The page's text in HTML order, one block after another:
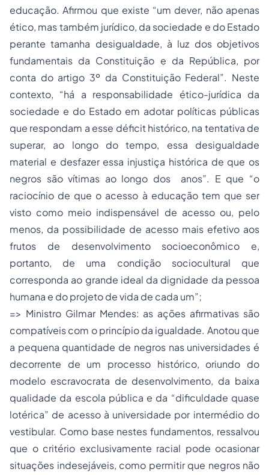
educação. Afirmou que existe “um dever, não apenas
ético, mas também jurídico, da sociedade e do Estado
perante tamanha desigualdade, à luz dos objetivos
fundamentais da Constituição e da República, por
conta do artigo 3º da Constituição Federal”. Neste
contexto, “há a responsabilidade ético-jurídica da
sociedade e do Estado em adotar políticas públicas
que respondam a esse déficit histórico, na tentativa de
superar, ao longo do tempo, essa desigualdade
material e desfazer essa injustiça histórica de que os
negros são vítimas ao longo dos anos”. E que “o
raciocínio de que o acesso à educação tem que ser
visto como meio indispensável de acesso ou, pelo
menos, da possibilidade de acesso mais efetivo aos
frutos de desenvolvimento socioeconômico e,
portanto, de uma condição sociocultural que
corresponda ao grande ideal da dignidade da pessoa
humana e do projeto de vida de cada um”;
=> Ministro Gilmar Mendes: as ações afirmativas são
compatíveis com o princípio da igualdade. Anotou que
a pequena quantidade de negros nas universidades é
decorrente de um processo histórico, oriundo do
modelo escravocrata de desenvolvimento, da baixa
qualidade da escola pública e da “dificuldade quase
lotérica” de acesso à universidade por intermédio do
vestibular. Como base nestes fundamentos, ressalvou
que o critério exclusivamente racial pode ocasionar
situações indesejáveis, como permitir que negros não